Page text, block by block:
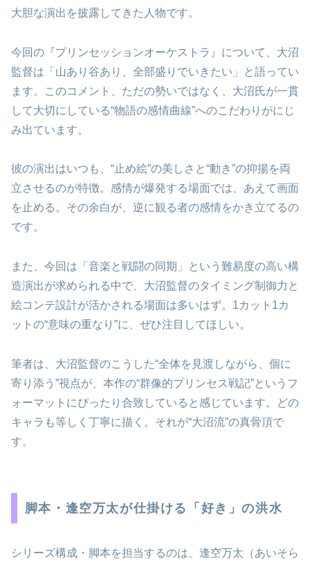
大胆な演出を披露してきた人物です。
今回の『プリンセッションオーケストラ』について、大沼
監督は「山あり谷あり、全部盛りでいきたい」と語ってい
ます。このコメント、ただの勢いではなく、大沼氏が一貫
して大切にしている“物語の感情曲線”へのこだわりがにじ
み出ています。
彼の演出はいつも、“止め絵”の美しさと“動き”の抑揚を両
立させるのが特徴。感情が爆発する場面では、あえて画面
を止める。その余白が、逆に観る者の感情をかき立てるの
です。
また、今回は「音楽と戦闘の同期」という難易度の高い構
造演出が求められる中で、大沼監督のタイミング制御力と
絵コンテ設計が活かされる場面は多いはず。1カット1カ
ットの“意味の重なり”に、ぜひ注目してほしい。
筆者は、大沼監督のこうした“全体を見渡しながら、個に
寄り添う”視点が、本作の“群像的プリンセス戦記”というフ
ォーマットにぴったり合致していると感じています。どの
キャラも等しく丁寧に描く。それが“大沼流”の真骨頂で
す。
脚本・逢空万太が仕掛ける「好き」の洪水
シリーズ構成・脚本を担当するのは、逢空万太（あいそら